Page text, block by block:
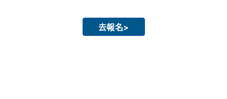
去報名>